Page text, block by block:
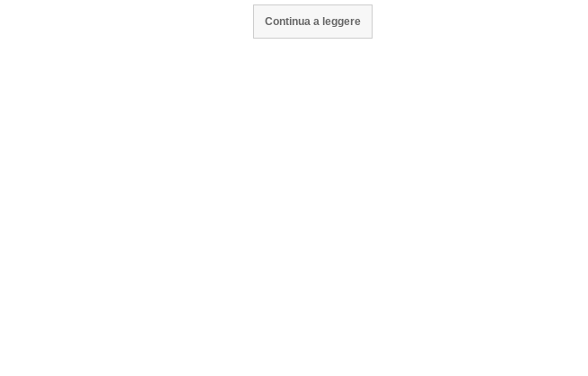
Continua a leggere